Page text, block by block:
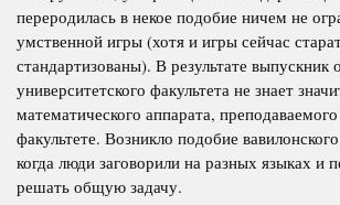
переродилась в некое подобие ничем не
умственной игры (хотя и игры сейчас
стандартизованы). В результате выпускник
университетского факультета не знает
математического аппарата,
факультете. Возникло подобие
когда люди заговорили на разных языках и
решать общую задачу.